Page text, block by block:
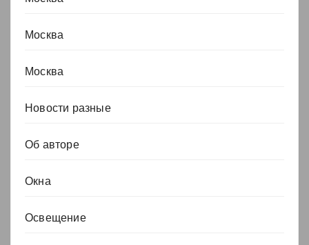
Москва
Москва
Новости разные
Об авторе
Окна
Освещение